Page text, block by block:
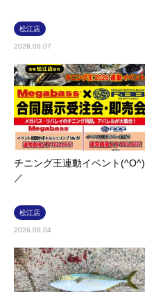
松江店
2026.08.07
チニング王連動イベント(^O^)
／
松江店
2026.08.04